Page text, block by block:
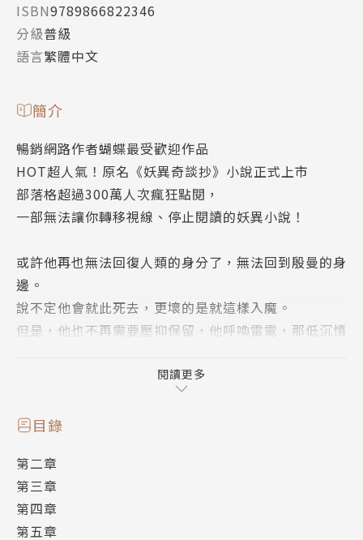
ISBN9789866822346
分級普級
語言繁體中文
簡介
暢銷網路作者蝴蝶最受歡迎作品
HOT超人氣！原名《妖異奇談抄》小說正式上市
部落格超過300萬人次瘋狂點閱，
一部無法讓你轉移視線、停止閱讀的妖異小說！
或許他再也無法回復人類的身分了，無法回到殷曼的身
邊。
說不定他會就此死去，更壞的是就這樣入魔。
但是，他也不再需要壓抑保留，他呼喚雷電，那低沉憤
像是隻烈焰凝聚的野獸，他撲向雙成化身的青鳥，引起
這是場捨棄一切的戰爭，
能活著回去。
或者，還能不能回去。
回去人類的身分。
這日，滾著地鳴的黃昏，天空燦亮像是天堂失火了。
閱讀更多
目錄
第二章
第三章
第四章
第五章